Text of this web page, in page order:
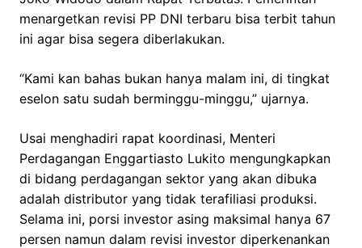
menargetkan revisi PP DNI terbaru bisa terbit tahun
ini agar bisa segera diberlakukan.
“Kami kan bahas bukan hanya malam ini, di tingkat
eselon satu sudah berminggu-minggu,” ujarnya.
Usai menghadiri rapat koordinasi, Menteri
Perdagangan Enggartiasto Lukito mengungkapkan
di bidang perdagangan sektor yang akan dibuka
adalah distributor yang tidak terafiliasi produksi.
Selama ini, porsi investor asing maksimal hanya 67
persen namun dalam revisi investor diperkenankan